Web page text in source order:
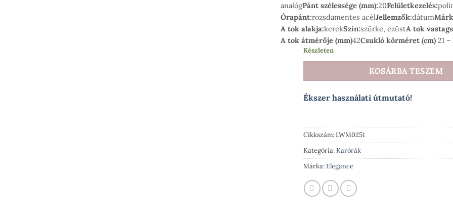
analógPánt szélessége (mm):20Felületkezelés:
Órapánt:rozsdamentes acélJellemzők:dátum
A tok alakja:kerekSzín:szürke, ezüstA tok
A tok átmérője (mm)42Csukló körméret (cm)21 –
Készleten
KOSÁRBA TESZEM
Ékszer használati útmutató!
Cikkszám:LWM0251
Kategória:Karórák
Márka:Elegance